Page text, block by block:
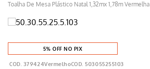
Toalha De Mesa Plástico Natal 1,32mx 1,78m Vermelha
5% OFF NO PIX
379424Vermelho 503055255103